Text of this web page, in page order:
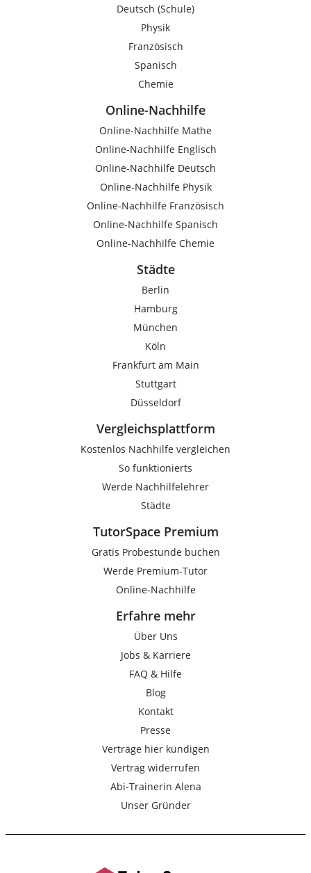
Deutsch (Schule)
Physik
Französisch
Spanisch
Chemie
Online-Nachhilfe
Online-Nachhilfe Mathe
Online-Nachhilfe Englisch
Online-Nachhilfe Deutsch
Online-Nachhilfe Physik
Online-Nachhilfe Französisch
Online-Nachhilfe Spanisch
Online-Nachhilfe Chemie
Städte
Berlin
Hamburg
München
Köln
Frankfurt am Main
Stuttgart
Düsseldorf
Vergleichsplattform
Kostenlos Nachhilfe vergleichen
So funktionierts
Werde Nachhilfelehrer
Städte
TutorSpace Premium
Gratis Probestunde buchen
Werde Premium-Tutor
Online-Nachhilfe
Erfahre mehr
Über Uns
Jobs & Karriere
FAQ & Hilfe
Blog
Kontakt
Presse
Verträge hier kündigen
Vertrag widerrufen
Abi-Trainerin Alena
Unser Gründer